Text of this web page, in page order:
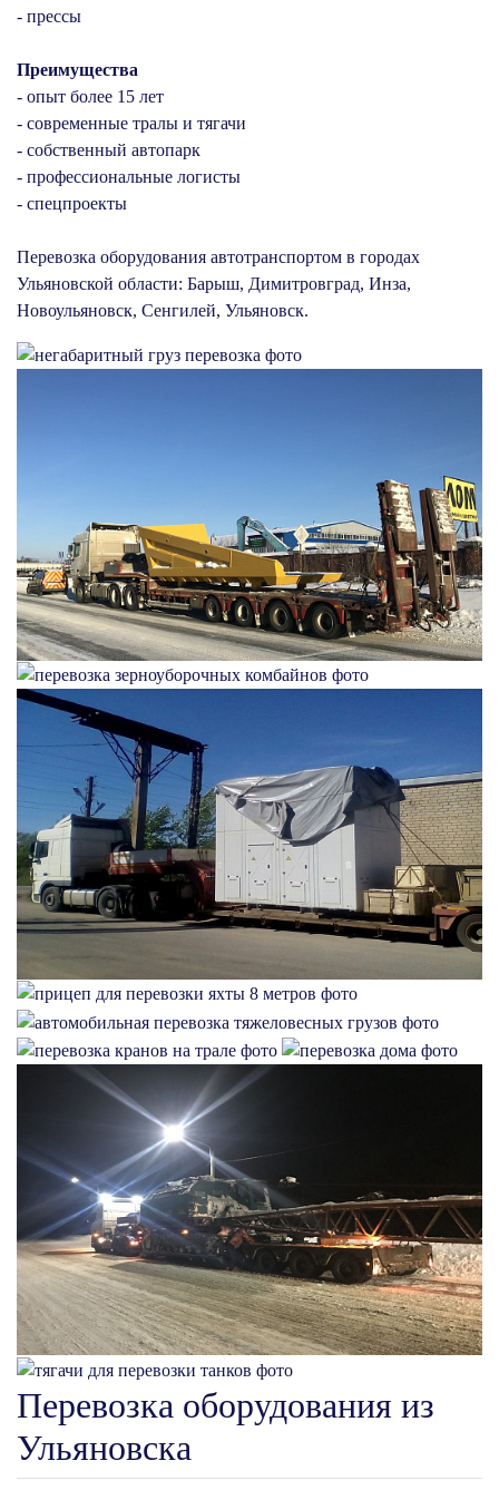
- прессы
Преимущества
- опыт более 15 лет
- современные тралы и тягачи
- собственный автопарк
- профессиональные логисты
- спецпроекты
Перевозка оборудования автотранспортом в городах
Ульяновской области: Барыш, Димитровград, Инза,
Новоульяновск, Сенгилей, Ульяновск.
Перевозка оборудования из
Ульяновска